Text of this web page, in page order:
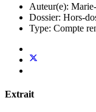
Auteur(e):
Dossier: Hors-
Type: Compte
Extrait